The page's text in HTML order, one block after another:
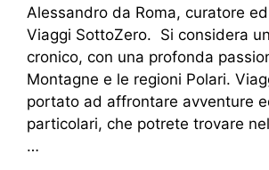
Alessandro da Roma, curatore
Viaggi SottoZero. Si considera
cronico, con una profonda
Montagne e le regioni Polari.
portato ad affrontare avventure
particolari, che potrete trovare
…